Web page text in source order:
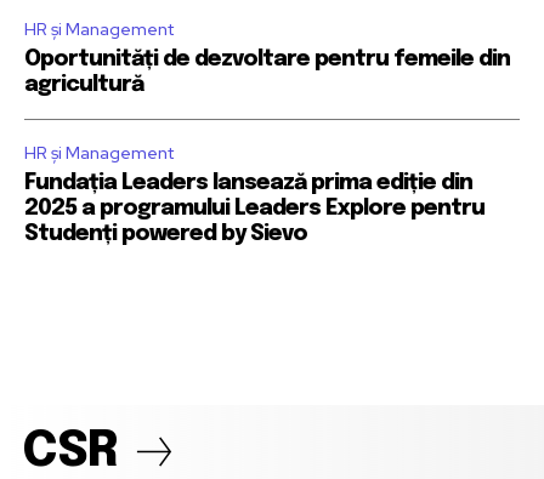
HR și Management
Oportunități de dezvoltare pentru femeile din
agricultură
HR și Management
Fundația Leaders lansează prima ediție din
2025 a programului Leaders Explore pentru
Studenți powered by Sievo
CSR